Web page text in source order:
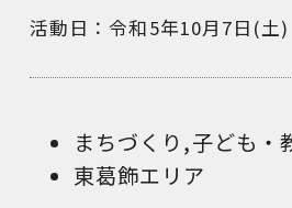
活動日：令和5年10月7日(土)
まちづくり ,子ども・
東葛飾エリア